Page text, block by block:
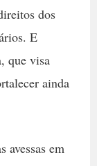
dos
E
que visa
ainda
avessas em